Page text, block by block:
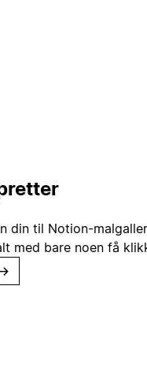
din til Notion-
med bare noen få
→